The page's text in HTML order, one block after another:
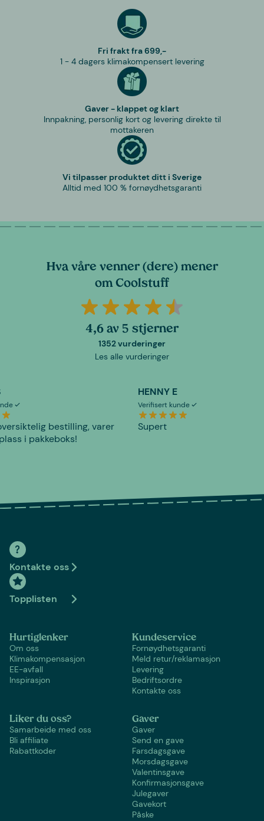
Fri frakt fra 699,-
1 - 4 dagers klimakompensert levering
Gaver - klappet og klart
Innpakning, personlig kort og levering direkte til
mottakeren
Vi tilpasser produktet ditt i Sverige
Alltid med 100 % fornøydhetsgaranti
Hva våre venner (dere) mener
om Coolstuff
4,6 av 5 stjerner
1352 vurderinger
Les alle vurderinger
bestilling, varer
i pakkeboks!
HENNY E
Verifisert kunde
Supert
Kontakte oss
Topplisten
Hurtiglenker
Om oss
Klimakompensasjon
EE-avfall
Inspirasjon
Kundeservice
Fornøydhetsgaranti
Meld retur/reklamasjon
Levering
Bedriftsordre
Kontakte oss
Liker du oss?
Samarbeide med oss
Bli affiliate
Rabattkoder
Gaver
Gaver
Send en gave
Farsdagsgave
Morsdagsgave
Valentinsgave
Konfirmasjonsgave
Julegaver
Gavekort
Påske